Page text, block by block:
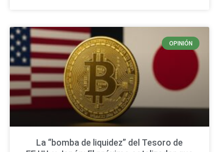
OPINIÓN
La “bomba de liquidez” del Tesoro de